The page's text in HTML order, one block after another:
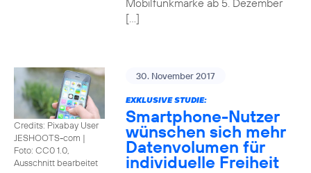
Mobilfunkmarke ab 5. Dezember
[…]
Credits: Pixabay User
JESHOOTS-com |
Foto: CC0 1.0,
Ausschnitt bearbeitet
30. November 2017
EXKLUSIVE STUDIE:
Smartphone-Nutzer
wünschen sich mehr
Datenvolumen für
individuelle Freiheit